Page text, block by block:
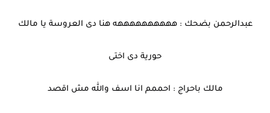
عبدالرحمن بضحك : ههههههههههه هنا دى العروسة يا مالك
حورية دى اختى
مالك باحراج : احممم انا اسف والله مش اقصد